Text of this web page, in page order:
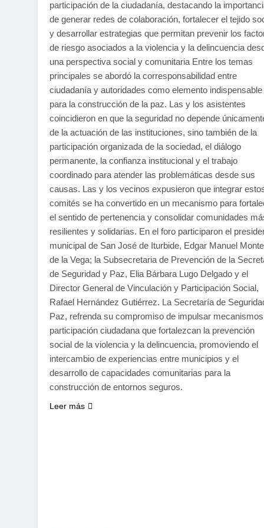
participación de la ciudadanía, destacando la
de generar redes de colaboración, fortalecer el tejido
y desarrollar estrategias que permitan prevenir los
de riesgo asociados a la violencia y la delincuencia
una perspectiva social y comunitaria Entre los temas
principales se abordó la corresponsabilidad entre
ciudadanía y autoridades como elemento indispensable
para la construcción de la paz. Las y los asistentes
coincidieron en que la seguridad no depende
de la actuación de las instituciones, sino también de la
participación organizada de la sociedad, el diálogo
permanente, la confianza institucional y el trabajo
coordinado para atender las problemáticas desde sus
causas. Las y los vecinos expusieron que integrar
comités se ha convertido en un mecanismo para
el sentido de pertenencia y consolidar comunidades
resilientes y solidarias. En el foro participaron el
municipal de San José de Iturbide, Edgar Manuel
de la Vega; la Subsecretaria de Prevención de la
de Seguridad y Paz, Elia Bárbara Lugo Delgado y el
Director General de Vinculación y Participación Social,
Rafael Hernández Gutiérrez. La Secretaría de
Paz, refrenda su compromiso de impulsar
participación ciudadana que fortalezcan la prevención
social de la violencia y la delincuencia, promoviendo el
intercambio de experiencias entre municipios y el
desarrollo de capacidades comunitarias para la
construcción de entornos seguros.
Leer más